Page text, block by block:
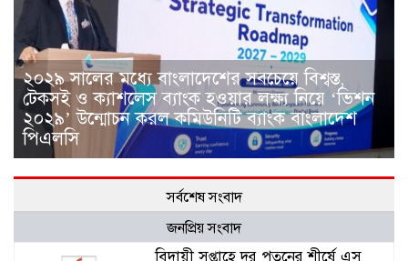
২০২৯ সালের মধ্যে বাংলাদেশের সবচেয়ে বিশ্বস্ত,
টেকসই ও ক্যাশলেস ব্যাংক হওয়ার লক্ষ্য নিয়ে ‘ভিশন
২০২৯’ উন্মোচন করল কমিউনিটি ব্যাংক বাংলাদেশ
পিএলসি
সর্বশেষ সংবাদ
জনপ্রিয় সংবাদ
বিদায়ী সপ্তাহে দর পতনের শীর্ষে এস